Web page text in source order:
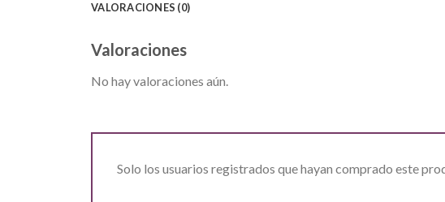
VALORACIONES (0)
Valoraciones
No hay valoraciones aún.
Solo los usuarios registrados que hayan comprado este